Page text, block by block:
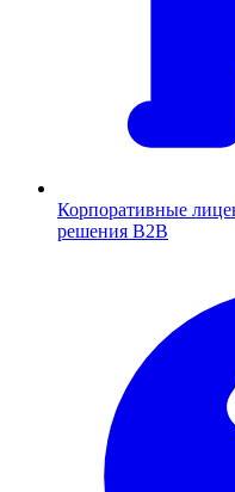
Корпоративные
решения B2B